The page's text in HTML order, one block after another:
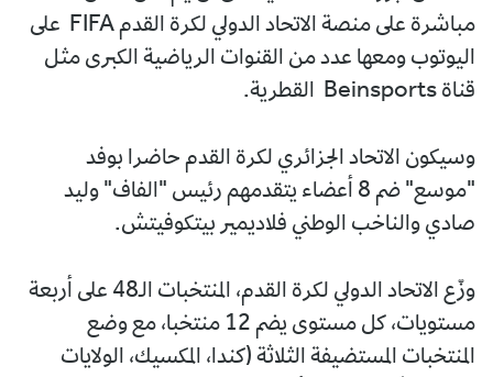
مباشرة على منصة الاتحاد الدولي لكرة القدم FIFA على
اليوتوب ومعها عدد من القنوات الرياضية الكبرى مثل
قناة Beinsports القطرية.
وسيكون الاتحاد الجزائري لكرة القدم حاضرا بوفد
"موسع" ضم 8 أعضاء يتقدمهم رئيس "الفاف" وليد
صادي والناخب الوطني فلاديمير بيتكوفيتش.
وزّع الاتحاد الدولي لكرة القدم، المنتخبات الـ48 على أربعة
مستويات، كل مستوى يضم 12 منتخبا، مع وضع
المنتخبات المستضيفة الثلاثة (كندا، المكسيك، الولايات